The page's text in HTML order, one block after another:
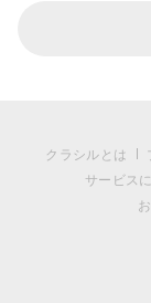
クラシルとは
サービス